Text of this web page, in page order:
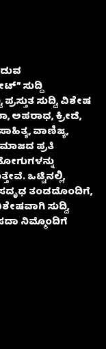
ಸುದ್ದಿ
ಸುದ್ದಿ, ವಿಶೇಷ
ಅಪರಾಧ, ಕ್ರೀಡೆ,
ವಾಣಿಜ್ಯ,
ಪ್ರತಿ
ಒಟ್ಟಿನಲ್ಲಿ,
ತಂಡದೊಂದಿಗೆ,
ಸುದ್ದಿ,
ನಿಮ್ಮೊಂದಿಗೆ